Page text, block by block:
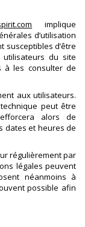
implique
d’utilisation
susceptibles d’être
du site
à les consulter de
aux utilisateurs.
peut être
alors de
dates et heures de
régulièrement par
légales peuvent
néanmoins à
possible afin